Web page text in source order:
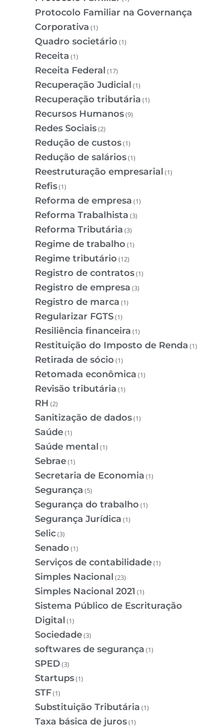
Protocolo Familiar na Governança
Corporativa (1)
Quadro societário (1)
Receita (1)
Receita Federal (17)
Recuperação Judicial (1)
Recuperação tributária (1)
Recursos Humanos(9)
Redes Sociais(2)
Redução de custos(1)
Redução de salários(1)
Reestruturação empresarial (1)
Refis(1)
Reforma de empresa (1)
Reforma Trabalhista (3)
Reforma Tributária (3)
Regime de trabalho (1)
Regime tributário (12)
Registro de contratos(1)
Registro de empresa (3)
Registro de marca (1)
Regularizar FGTS(1)
Resiliência financeira (1)
Restituição do Imposto de Renda (1)
Retirada de sócio (1)
Retomada econômica (1)
Revisão tributária (1)
RH (2)
Sanitização de dados(1)
Saúde(1)
Saúde mental (1)
Sebrae(1)
Secretaria de Economia (1)
Segurança (5)
Segurança do trabalho (1)
Segurança Jurídica (1)
Selic(3)
Senado (1)
Serviços de contabilidade(1)
Simples Nacional (23)
Simples Nacional 2021 (1)
Sistema Público de Escrituração
Digital (1)
Sociedade(3)
softwares de segurança (1)
SPED (3)
Startups(1)
STF(1)
Substituição Tributária (1)
Taxa básica de juros(1)